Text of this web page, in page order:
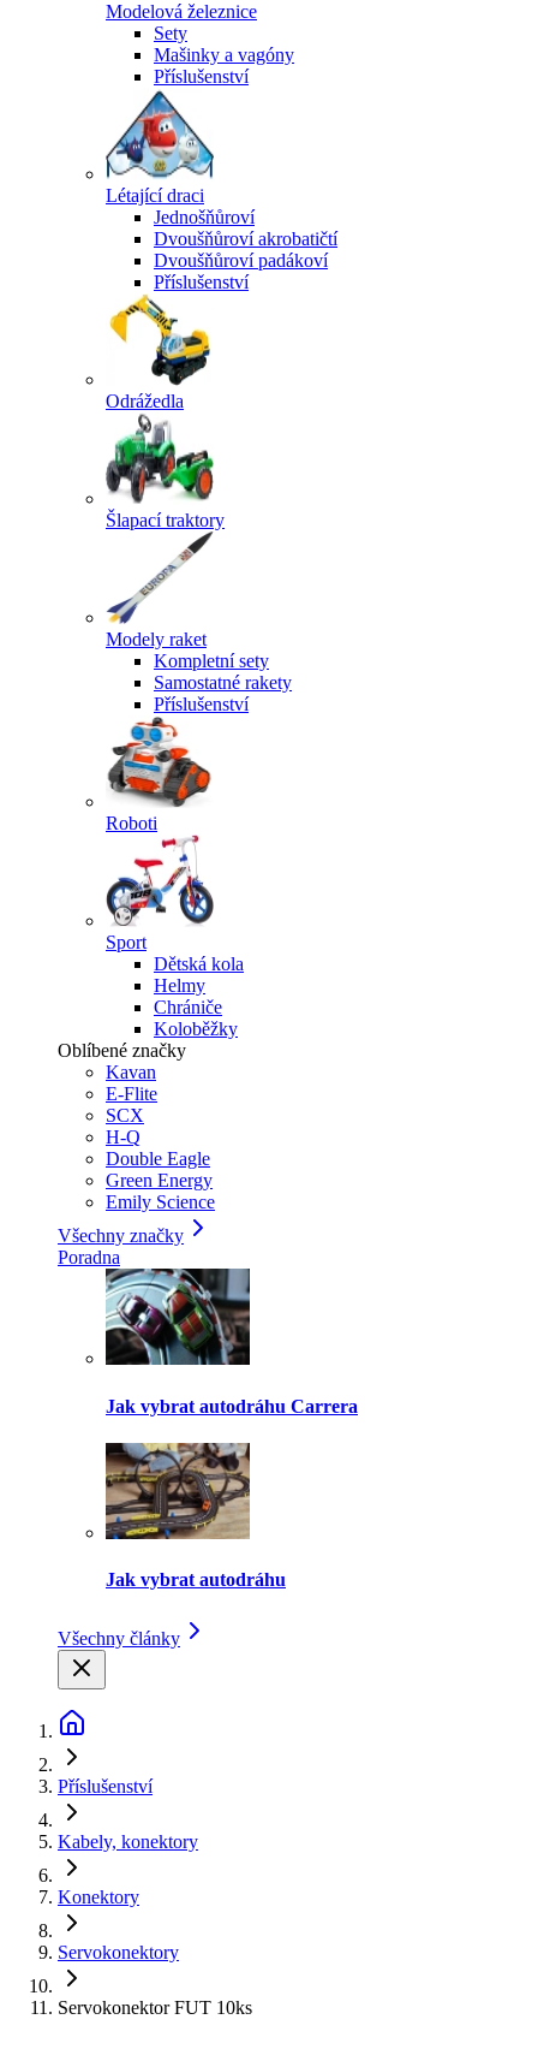
Modelová železnice
Sety
Mašinky a vagóny
Příslušenství
Létající draci
Jednošňůroví
Dvoušňůroví akrobatičtí
Dvoušňůroví padákoví
Příslušenství
Odrážedla
Šlapací traktory
Modely raket
Kompletní sety
Samostatné rakety
Příslušenství
Roboti
Sport
Dětská kola
Helmy
Chrániče
Koloběžky
Oblíbené značky
Kavan
E-Flite
SCX
H-Q
Double Eagle
Green Energy
Emily Science
Všechny značky
Poradna
Jak vybrat autodráhu Carrera
Jak vybrat autodráhu
Všechny články
Příslušenství
Kabely, konektory
Konektory
Servokonektory
Servokonektor FUT 10ks